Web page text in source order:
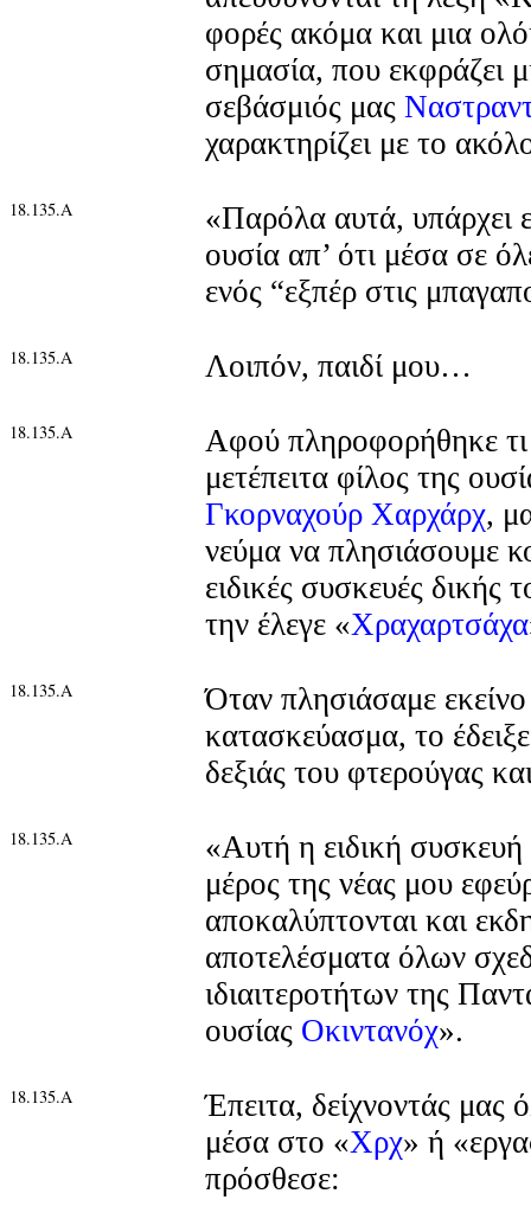
φορές ακόμα και μια
σημασία, που εκφράζει
σεβάσμιός μας
χαρακτηρίζει με το
18.135.Α
«Παρόλα αυτά, υπάρχει
ουσία απ’ ότι μέσα σε
ενός “εξπέρ στις
18.135.Α Λοιπόν, παιδί μου…
18.135.Α
Αφού πληροφορήθηκε
μετέπειτα φίλος της
Γκορναχούρ Χαρχάρχ,
νεύμα να πλησιάσουμε
ειδικές συσκευές δικής
την έλεγε «Χραχαρτσάχα
18.135.Α
Όταν πλησιάσαμε
κατασκεύασμα, το
δεξιάς του φτερούγας
18.135.Α
«Αυτή η ειδική συσκευή
μέρος της νέας μου
αποκαλύπτονται και
αποτελέσματα όλων
ιδιαιτεροτήτων της
ουσίας Οκιντανόχ».
18.135.Α
Έπειτα, δείχνοντάς μας
μέσα στο «Χρχ» ή
πρόσθεσε: